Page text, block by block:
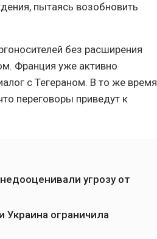
пытаясь возобновить
без расширения
Франция уже активно
с Тегераном. В то же время
переговоры приведут к
угрозу от
Украина ограничила